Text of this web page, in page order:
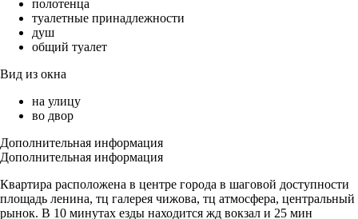
полотенца
туалетные принадлежности
душ
общий туалет
Вид из окна
на улицу
во двор
Дополнительная информация
Дополнительная информация
Квартира расположена в центре города в шаговой доступности
площадь ленина, тц галерея чижова, тц атмосфера, центральный
рынок. В 10 минутах езды находится жд вокзал и 25 мин